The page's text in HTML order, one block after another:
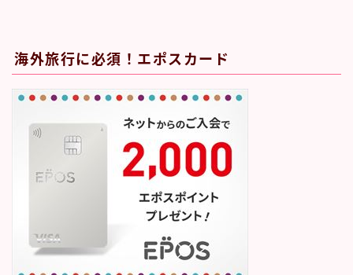
海外旅行に必須！エポスカード